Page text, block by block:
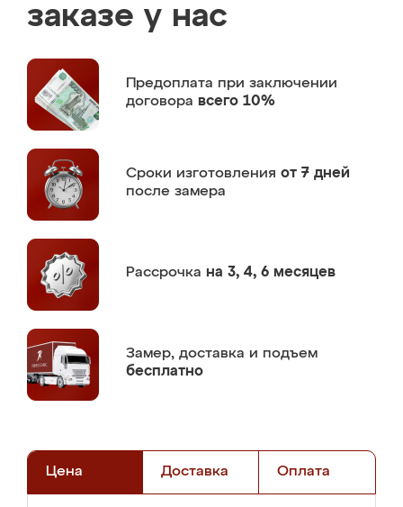
заказе у нас
Предоплата при заключении
договора всего 10%
Сроки изготовления от 7 дней
после замера
Рассрочка на 3, 4, 6 месяцев
Замер, доставка и подъем
бесплатно
Цена Доставка Оплата